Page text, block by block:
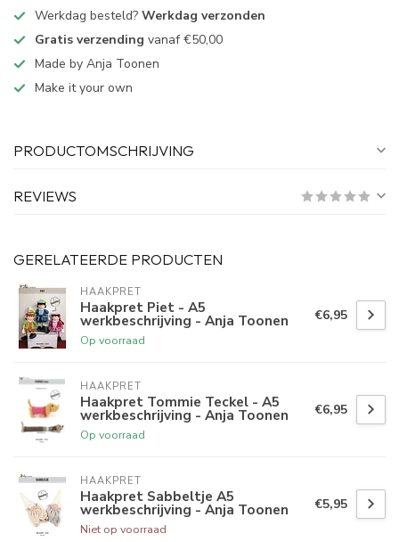
Werkdag besteld? Werkdag verzonden
Gratis verzending vanaf €50,00
Made by Anja Toonen
Make it your own
PRODUCTOMSCHRIJVING
REVIEWS
GERELATEERDE PRODUCTEN
HAAKPRET
Haakpret Piet - A5
werkbeschrijving - Anja Toonen
Op voorraad
€6,95
HAAKPRET
Haakpret Tommie Teckel - A5
werkbeschrijving - Anja Toonen
Op voorraad
€6,95
HAAKPRET
Haakpret Sabbeltje A5
werkbeschrijving - Anja Toonen
Niet op voorraad
€5,95